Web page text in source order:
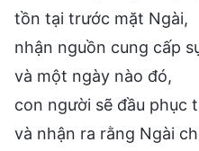
tồn tại trước mặt Ngài,
nhận nguồn cung cấp
và một ngày nào đó,
con người sẽ đầu phục
và nhận ra rằng Ngài